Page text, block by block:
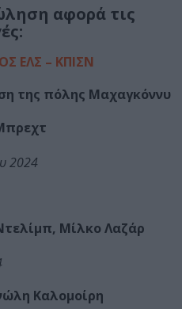
αφορά τις
ΕΛΣ – ΚΠΙΣΝ
της πόλης Μαχαγκόννυ
2024
Μίλκο Λαζάρ
Καλομοίρη